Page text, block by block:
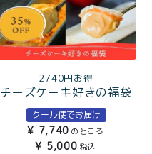
2740円お得
チーズケーキ好きの福袋
クール便でお届け
¥ 7,740 のところ
¥ 5,000 税込